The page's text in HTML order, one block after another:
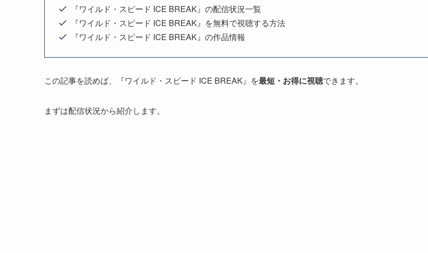
『ワイルド・スピード ICE BREAK』の配信状況一覧
『ワイルド・スピード ICE BREAK』を無料で視聴する方法
『ワイルド・スピード ICE BREAK』の作品情報
この記事を読めば、『ワイルド・スピード ICE BREAK』を最短・お得に視聴できます。
まずは配信状況から紹介します。